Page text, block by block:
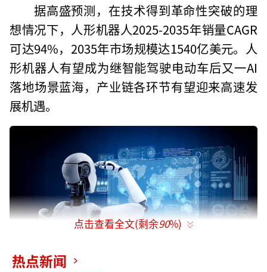
据高盛预测，在技术得到革命性突破的理
想情况下，人形机器人2025-2035年销量CAGR
可达94%，2035年市场规模达1540亿美元。人
形机器人有望成为继智能驾驶电动车后又一AI
落地场景蓝海，产业链各环节有望迎来高速发
展机遇。
点击查看全文(剩余90%)
热点新闻